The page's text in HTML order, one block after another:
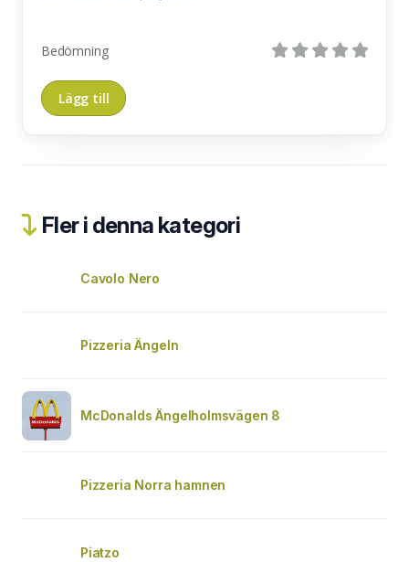
Bedömning
Fler i denna kategori
Cavolo Nero
Pizzeria Ängeln
McDonalds Ängelholmsvägen 8
Pizzeria Norra hamnen
Piatzo